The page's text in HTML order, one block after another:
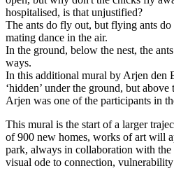
hospitalised, is that unjustified?
The ants do fly out, but flying ants
mating dance in the air.
In the ground, below the nest, the
ways.
In this additional mural by Arjen den
‘hidden’ under the ground, but
Arjen was one of the participants in
This mural is the start of a larger
of 900 new homes, works of art will
park, always in collaboration with
visual ode to connection,